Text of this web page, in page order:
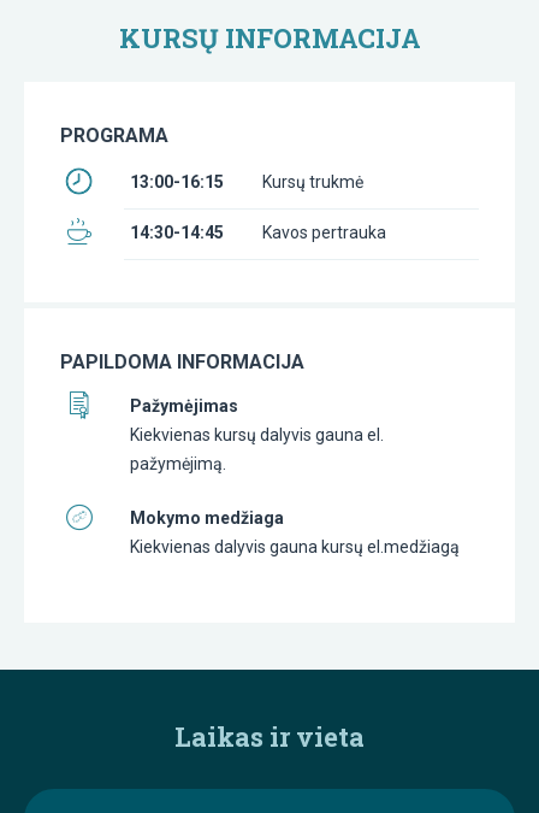
KURSŲ INFORMACIJA
PROGRAMA
13:00-16:15 Kursų trukmė
14:30-14:45 Kavos pertrauka
PAPILDOMA INFORMACIJA
Pažymėjimas
Kiekvienas kursų dalyvis gauna el.
pažymėjimą.
Mokymo medžiaga
Kiekvienas dalyvis gauna kursų el.medžiagą
Laikas ir vieta